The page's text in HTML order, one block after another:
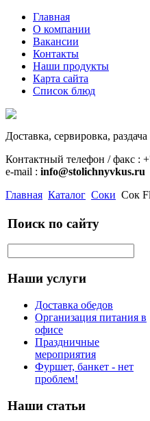
Главная
О компании
Вакансии
Контакты
Наши продукты
Карта сайта
Список блюд
Доставка, сервировка,
Контактный телефон / факс : +
e-mail : info@stolichnyvkus.ru
Главная Каталог Соки Сок
Поиск по сайту
Наши услуги
Доставка обедов
Организация питания в
офисе
Праздничные
мероприятия
Фуршет, банкет - нет
проблем!
Наши статьи